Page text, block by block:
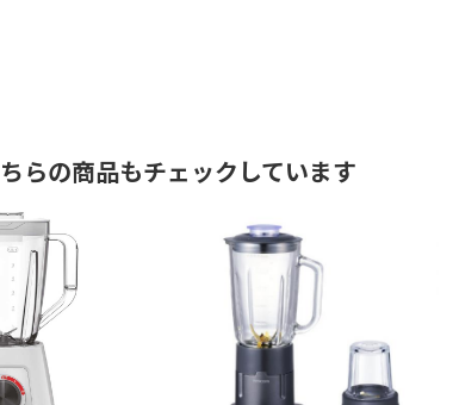
らの商品もチェックしています